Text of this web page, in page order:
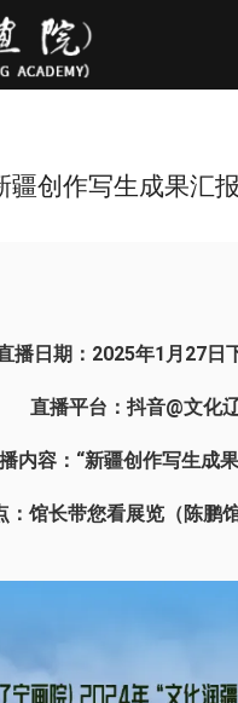
疆创作写生成果汇
播日期： 2025年1月27日
直播平台： 抖音@文化
内容：“新疆创作写生成
：馆长带您看展览（陈鹏